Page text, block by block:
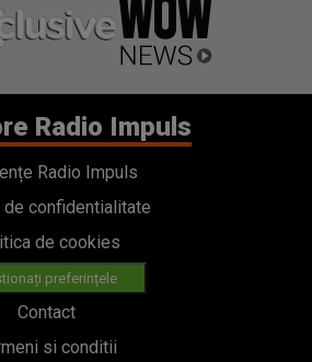
Radio Impuls
Radio Impuls
confidentialitate
de cookies
preferințele
Contact
si conditii